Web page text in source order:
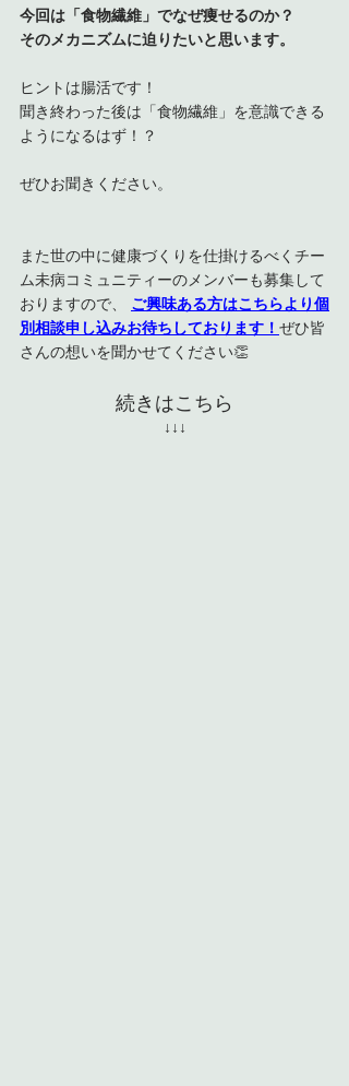
今回は「食物繊維」でなぜ痩せるのか？
そのメカニズムに迫りたいと思います。
ヒントは腸活です！
聞き終わった後は「食物繊維」を意識できる
ようになるはず！？
ぜひお聞きください。
また世の中に健康づくりを仕掛けるべくチー
ム未病コミュニティーのメンバーも募集して
おりますので、 ご興味ある方はこちらより個
別相談申し込みお待ちしております！ぜひ皆
さんの想いを聞かせてください👏
続きはこちら
↓↓↓